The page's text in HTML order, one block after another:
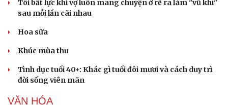
Tôi bất lực khi vợ luôn mang chuyện ở rể ra làm "vũ khí"
sau mỗi lần cãi nhau
Hoa sữa
Khúc mùa thu
Tình dục tuổi 40+: Khác gì tuổi đôi mươi và cách duy trì
đời sống viên mãn
VĂN HÓA